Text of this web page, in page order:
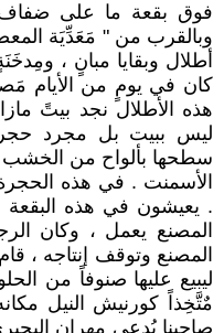
فوق بقعة ما على ضفاف
وبالقرب من " مَعَدِّيَة
أطلال وبقايا مبانٍ ،
كان في يومٍ من الأيام
هذه الأطلال نجد بيتً
ليس ببيت بل مجرد
سطحها بألواح من الخشب
الأسمنت . في هذه
. يعيشون في هذه
المصنع يعمل ، وكان
المصنع وتوقف إنتاجه ،
ليبيع عليها صنوفاً من
مٌتَّخِذاً كورنيش النيل